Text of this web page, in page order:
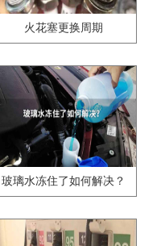
火花塞更换周期
玻璃水冻住了如何解决？